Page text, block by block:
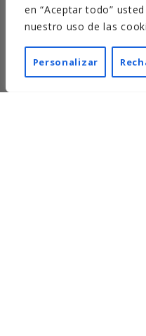
en “Aceptar todo”
nuestro uso de las
Personalizar